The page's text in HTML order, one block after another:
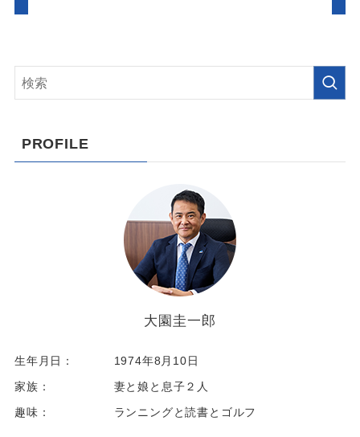
PROFILE
大園圭一郎
生年月日：
1974年8月10日
家族：
妻と娘と息子２人
趣味：
ランニングと読書とゴルフ